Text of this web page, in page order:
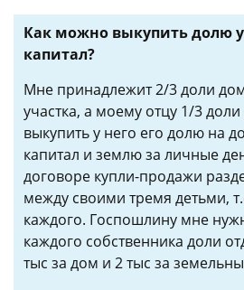
Как можно выкупить долю
капитал?
Мне принадлежит 2/3 доли
участка, а моему отцу 1/3
выкупить у него его долю на
капитал и землю за личные
договоре купли-продажи
между своими тремя детьми,
каждого. Госпошлину мне
каждого собственника доли
тыс за дом и 2 тыс за